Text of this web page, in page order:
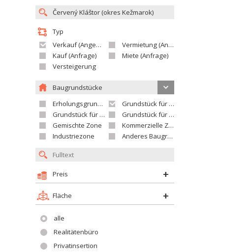
Typ
Verkauf (Angebot)
Vermietung (Angebot)
Kauf (Anfrage)
Miete (Anfrage)
Versteigerung
Baugrundstücke
Erholungsgrundstück
Grundstück für Einfamilienhäuser
Grundstück für Wohnhäuser
Grundstück für Versorgungseinrichtungen
Gemischte Zone
Kommerzielle Zone
Industriezone
Anderes Baugrundstück
Preis
Fläche
alle
Realitätenbüro
Privatinsertion